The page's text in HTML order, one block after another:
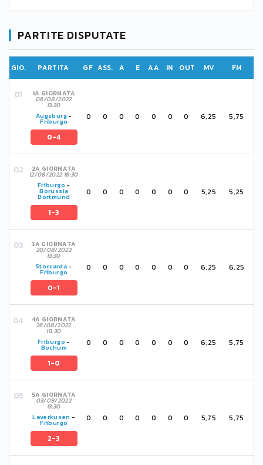
PARTITE DISPUTATE
GIO. PARTITA GF ASS. A E AA IN OUT MV FM
1A GIORNATA
06/08/2022
13:30
Augsburg-
Friburgo
0-4
0 0 0 0 0 0 0 6,25 5,75
2A GIORNATA
12/08/2022 18:30
Friburgo -
Borussia
Dortmund
1-3
0 0 0 0 0 0 0 5,25 5,25
3A GIORNATA
20/08/2022
13:30
Stoccarda -
Friburgo
0-1
0 0 0 0 0 0 0 6,25 6,25
4A GIORNATA
26/08/2022
18:30
Friburgo -
Bochum
1-0
0 0 0 0 0 0 0 6,25 5,75
5A GIORNATA
03/09/2022
13:30
Leverkusen -
Friburgo
2-3
0 0 0 0 0 0 0 5,75 5,75